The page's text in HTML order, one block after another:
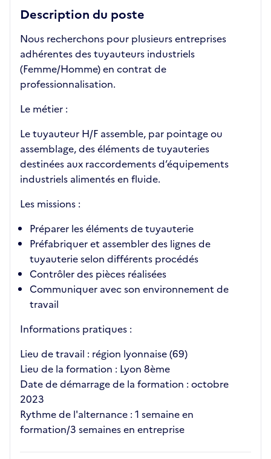
Description du poste
Nous recherchons pour plusieurs entreprises
adhérentes des tuyauteurs industriels
(Femme/Homme) en contrat de
professionnalisation.
Le métier :
Le tuyauteur H/F assemble, par pointage ou
assemblage, des éléments de tuyauteries
destinées aux raccordements d’équipements
industriels alimentés en fluide.
Les missions :
Préparer les éléments de tuyauterie
Préfabriquer et assembler des lignes de
tuyauterie selon différents procédés
Contrôler des pièces réalisées
Communiquer avec son environnement de
travail
Informations pratiques :
Lieu de travail : région lyonnaise (69)
Lieu de la formation : Lyon 8ème
Date de démarrage de la formation : octobre
2023
Rythme de l'alternance : 1 semaine en
formation/3 semaines en entreprise